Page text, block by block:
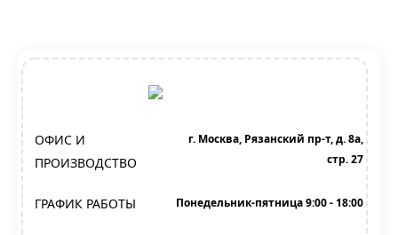
ОФИС И
ПРОИЗВОДСТВО
г. Москва, Рязанский пр-т, д. 8а,
стр. 27
ГРАФИК РАБОТЫ Понедельник-пятница 9:00 - 18:00